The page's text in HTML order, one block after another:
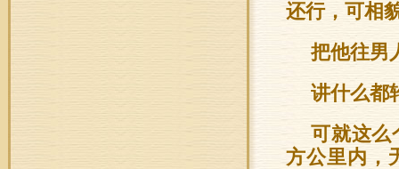
还行，可相
把他往男
讲什么都
可就这么
方公里内，